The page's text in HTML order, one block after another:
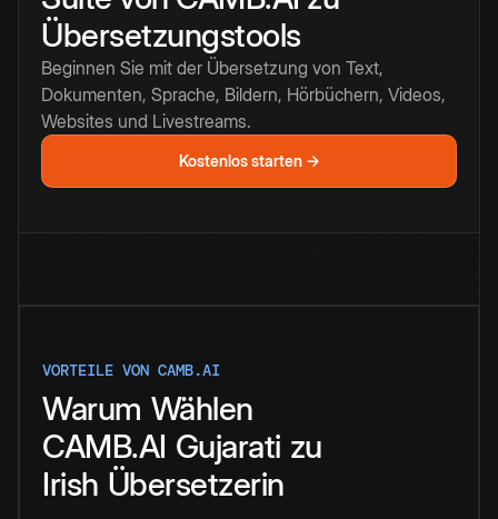
Übersetzungstools
Beginnen Sie mit der Übersetzung von Text,
Dokumenten, Sprache, Bildern, Hörbüchern, Videos,
Websites und Livestreams.
Kostenlos starten →
VORTEILE VON CAMB.AI
Warum Wählen
CAMB.AI Gujarati zu
Irish Übersetzerin